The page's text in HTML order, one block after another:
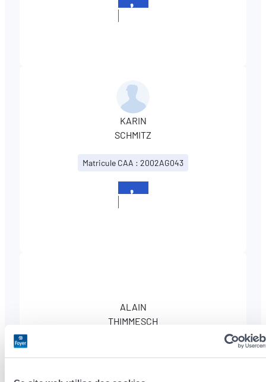
KARIN
SCHMITZ
Matricule CAA : 2002AG043
ALAIN
THIMMESCH